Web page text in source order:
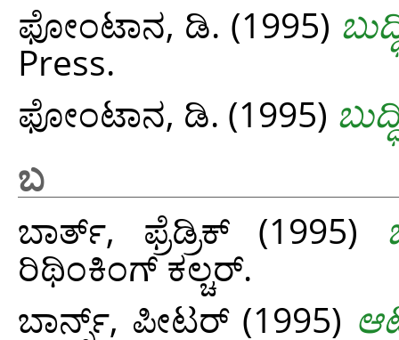
ಫೋಂಟಾನ, ಡಿ. (1995)
Press.
ಫೋಂಟಾನ, ಡಿ. (1995)
ಬ
ಬಾರ್ತ್, ಫ್ರೆಡ್ರಿಕ್ (1995)
ರಿಥಿಂಕಿಂಗ್ ಕಲ್ಚರ್.
ಬಾರ್ನ್ಸ್, ಪೀಟರ್(1995)